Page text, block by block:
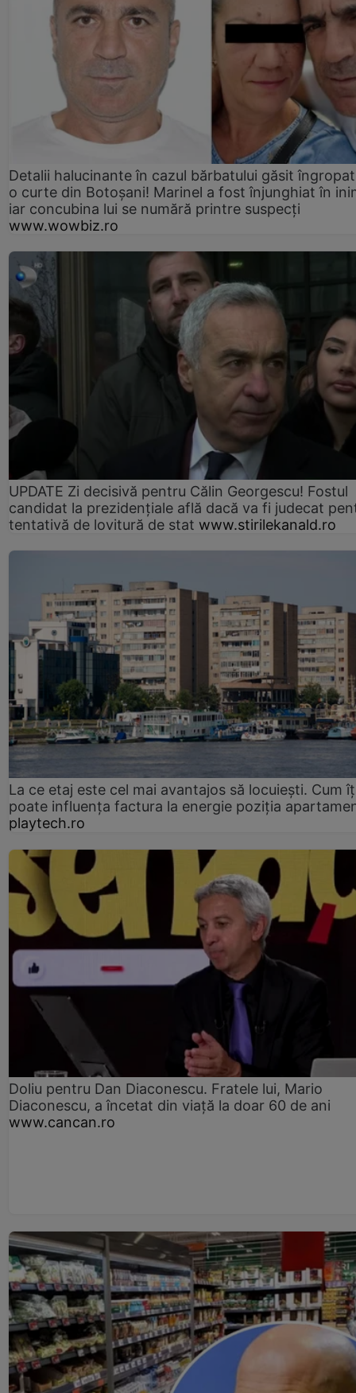
Detalii halucinante în cazul bărbatului găsit
o curte din Botoșani! Marinel a fost înjunghiat în
iar concubina lui se numără printre suspecți
www.wowbiz.ro
UPDATE Zi decisivă pentru Călin Georgescu! Fostul
candidat la prezidențiale află dacă va fi judecat
tentativă de lovitură de stat www.stirilekanald.ro
La ce etaj este cel mai avantajos să locuiești. Cum
poate influența factura la energie poziția
playtech.ro
Doliu pentru Dan Diaconescu. Fratele lui, Mario
Diaconescu, a încetat din viață la doar 60 de ani
www.cancan.ro